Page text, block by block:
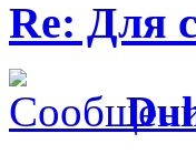
Re: Для